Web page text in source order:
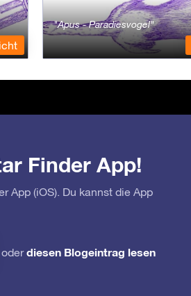
Apus - Paradiesvogel
Finder App!
App (iOS). Du kannst die App
oderdiesen Blogeintrag lesen